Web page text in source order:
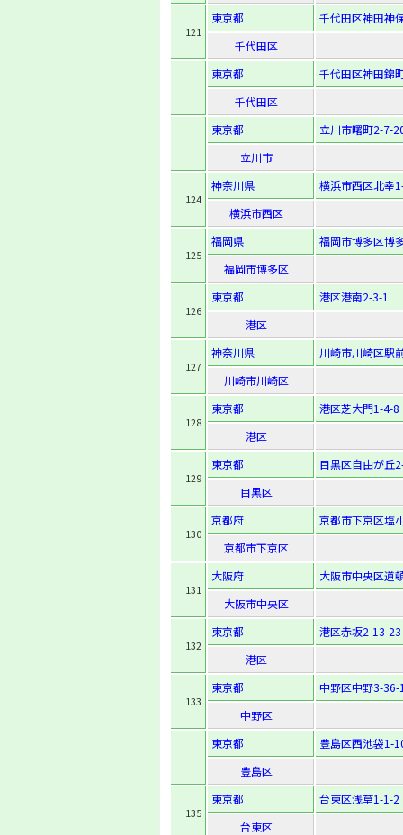
121
東京都
千代田区神田神
千代田区
東京都
千代田区神田錦
千代田区
東京都
立川市曙町2-7-
立川市
124
神奈川県
横浜市西区北幸
横浜市西区
125
福岡県
福岡市博多区博
福岡市博多区
126
東京都
港区港南2-3-1
港区
127
神奈川県
川崎市川崎区駅
川崎市川崎区
128
東京都
港区芝大門1-4-8
港区
129
東京都
目黒区自由が丘
目黒区
130
京都府
京都市下京区塩
京都市下京区
131
大阪府
大阪市中央区道
大阪市中央区
132
東京都
港区赤坂2-13-23
港区
133
東京都
中野区中野3-36-
中野区
東京都
豊島区西池袋1-
豊島区
135
東京都
台東区浅草1-1-2
台東区